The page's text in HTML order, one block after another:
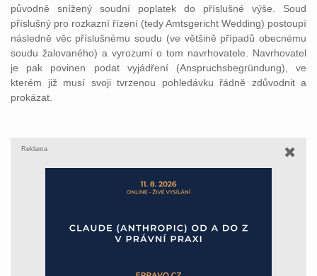
původně snížený soudní poplatek do příslušné výše. Soud
příslušný pro rozkazní řízení (tedy Amtsgericht Wedding) postoupí
následně věc příslušnému soudu (ve většině případů obecnému
soudu žalovaného) a vyrozumí o tom navrhovatele. Navrhovatel
je pak povinen podat vyjádření (Anspruchsbegründung), ve
kterém již musí svoji tvrzenou pohledávku řádně zdůvodnit a
prokázat.
Reklama